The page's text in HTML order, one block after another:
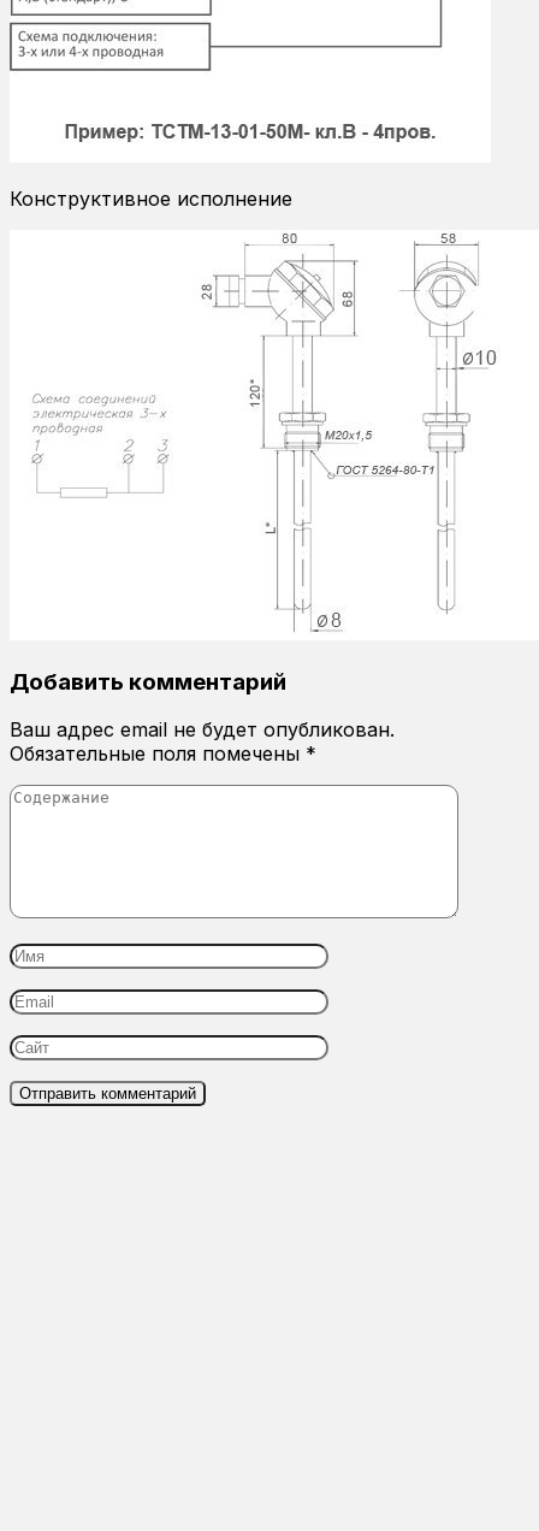
Конструктивное исполнение
Добавить комментарий
Ваш адрес email не будет опубликован.
Обязательные поля помечены *